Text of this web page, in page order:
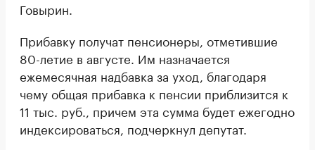
Говырин.
Прибавку получат пенсионеры, отметившие
80-летие в августе. Им назначается
ежемесячная надбавка за уход, благодаря
чему общая прибавка к пенсии приблизится к
11 тыс. руб., причем эта сумма будет ежегодно
индексироваться, подчеркнул депутат.